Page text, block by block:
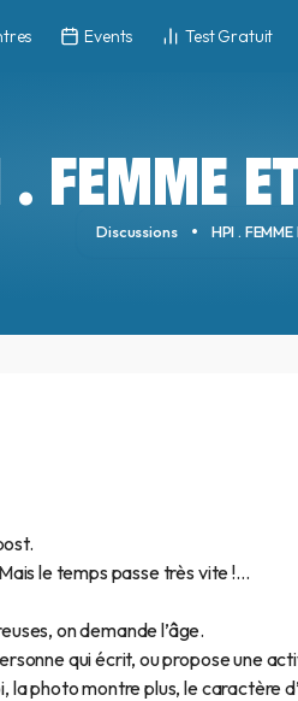
Events Test Gratuit
FEMME
Discussions HPI . FEMME
le temps passe très vite !...
on demande l’âge.
qui écrit, ou propose une
photo montre plus, le caractère